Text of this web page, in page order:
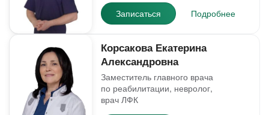
Записаться Подробнее
Корсакова Екатерина
Александровна
Заместитель главного врача
по реабилитации, невролог,
врач ЛФК